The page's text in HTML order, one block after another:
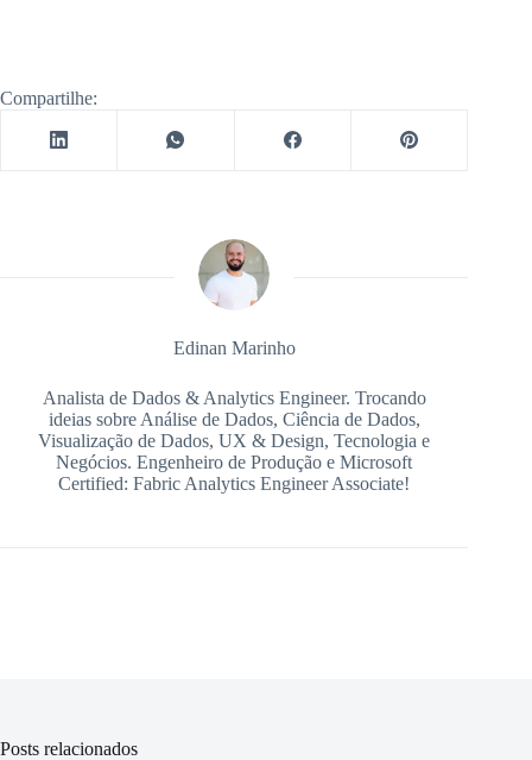
Compartilhe:
Edinan Marinho
Analista de Dados & Analytics Engineer. Trocando
ideias sobre Análise de Dados, Ciência de Dados,
Visualização de Dados, UX & Design, Tecnologia e
Negócios. Engenheiro de Produção e Microsoft
Certified: Fabric Analytics Engineer Associate!
Posts relacionados